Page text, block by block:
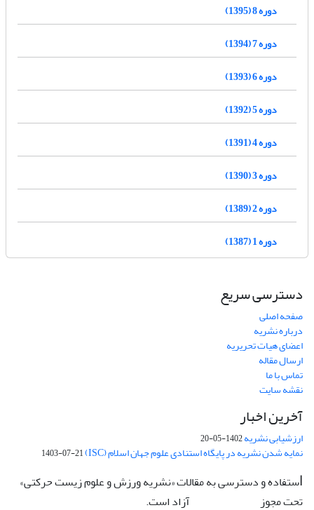
دوره 8 (1395)
دوره 7 (1394)
دوره 6 (1393)
دوره 5 (1392)
دوره 4 (1391)
دوره 3 (1390)
دوره 2 (1389)
دوره 1 (1387)
دسترسی سریع
صفحه اصلی
درباره نشریه
اعضای هیات تحریریه
ارسال مقاله
تماس با ما
نقشه سایت
آخرین اخبار
ارزشیابی نشریه1402-05-20
نمایه شدن نشریه در پایگاه استنادی علوم جهان اسلام (ISC) 1403-07-21
استفاده و دسترسی به مقالات «نشریه ورزش و علوم زیست حرکتی»
تحت مجوز
آزاد است.